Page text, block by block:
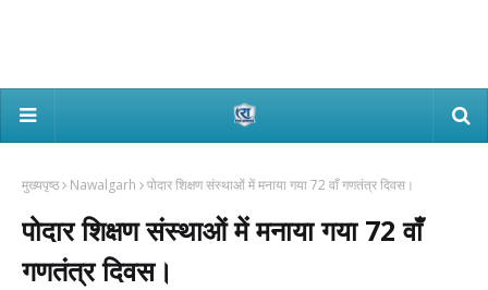
मुख्यपृष्ठ Nawalgarh पोदार शिक्षण संस्थाओं में मनाया गया 72 वाँ गणतंत्र दिवस।
पोदार शिक्षण संस्थाओं में मनाया गया 72 वाँ
गणतंत्र दिवस।